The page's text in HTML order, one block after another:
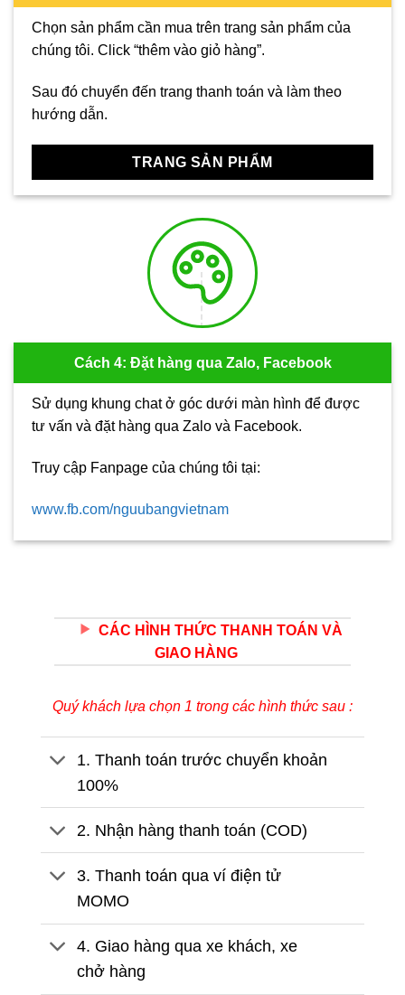
Chọn sản phẩm cần mua trên trang sản phẩm của
chúng tôi. Click “thêm vào giỏ hàng”.
Sau đó chuyển đến trang thanh toán và làm theo
hướng dẫn.
TRANG SẢN PHẨM
Cách 4: Đặt hàng qua Zalo, Facebook
Sử dụng khung chat ở góc dưới màn hình để được
tư vấn và đặt hàng qua Zalo và Facebook.
Truy cập Fanpage của chúng tôi tại:
www.fb.com/nguubangvietnam
CÁC HÌNH THỨC THANH TOÁN VÀ
GIAO HÀNG
Quý khách lựa chọn 1 trong các hình thức sau :
1. Thanh toán trước chuyển khoản
100%
2. Nhận hàng thanh toán (COD)
3. Thanh toán qua ví điện tử
MOMO
4. Giao hàng qua xe khách, xe
chở hàng